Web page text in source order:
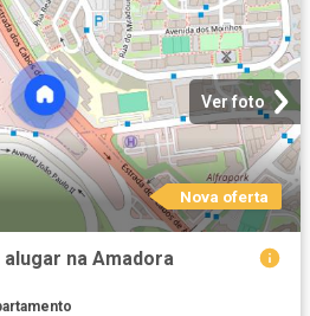
Ver foto
Nova oferta
na Amadora